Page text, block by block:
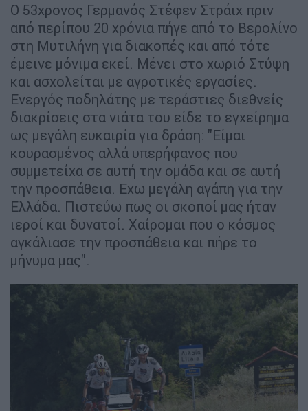
Ο 53χρονος Γερμανός Στέφεν Στράιχ πριν
από περίπου 20 χρόνια πήγε από το Βερολίνο
στη Μυτιλήνη για διακοπές και από τότε
έμεινε μόνιμα εκεί. Μένει στο χωριό Στύψη
και ασχολείται με αγροτικές εργασίες.
Ενεργός ποδηλάτης με τεράστιες διεθνείς
διακρίσεις στα νιάτα του είδε το εγχείρημα
ως μεγάλη ευκαιρία για δράση: "Είμαι
κουρασμένος αλλά υπερήφανος που
συμμετείχα σε αυτή την ομάδα και σε αυτή
την προσπάθεια. Εχω μεγάλη αγάπη για την
Ελλάδα. Πιστεύω πως οι σκοποί μας ήταν
ιεροί και δυνατοί. Χαίρομαι που ο κόσμος
αγκάλιασε την προσπάθεια και πήρε το
μήνυμα μας".